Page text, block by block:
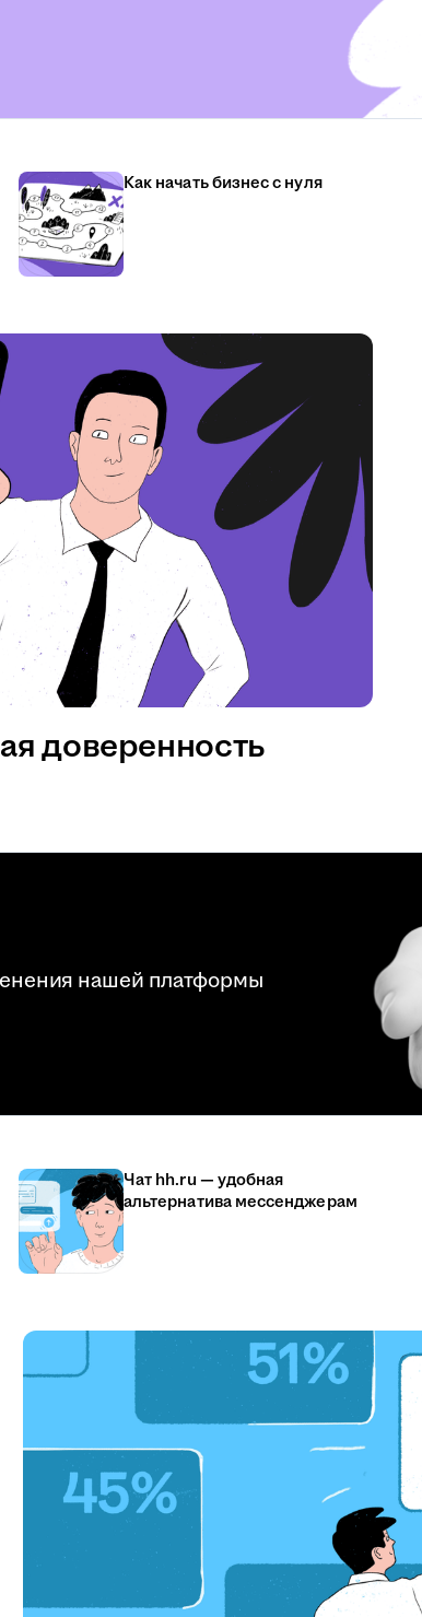
Как начать бизнес с нуля
доверенность
нашей платформы
Чат hh.ru — удобная
альтернатива мессенджерам